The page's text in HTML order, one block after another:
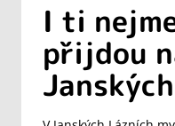
I ti
přijdou